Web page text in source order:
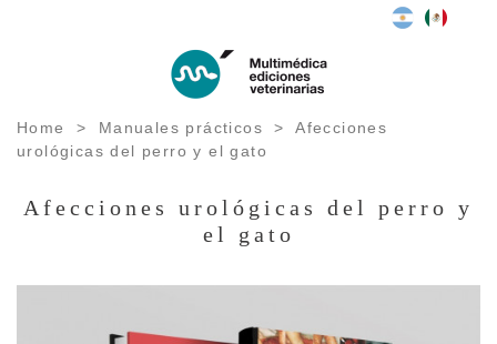
Home > Manuales prácticos >
Afecciones
urológicas del perro y el gato
Afecciones urológicas del perro y
el gato